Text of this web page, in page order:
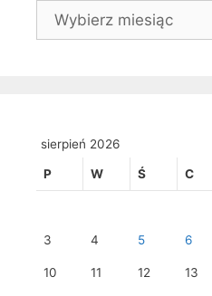
Archiwa
sierpień 2026
P W Ś C
3 4 5 6
10 11 12 13